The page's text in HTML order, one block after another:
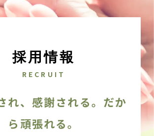
採用情報
RECRUIT
れ、感謝される。だか
ら頑張れる。